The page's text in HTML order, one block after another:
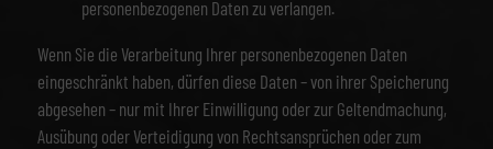
personenbezogenen Daten zu verlangen.
Wenn Sie die Verarbeitung Ihrer personenbezogenen Daten
eingeschränkt haben, dürfen diese Daten – von ihrer Speicherung
abgesehen – nur mit Ihrer Einwilligung oder zur Geltendmachung,
Ausübung oder Verteidigung von Rechtsansprüchen oder zum